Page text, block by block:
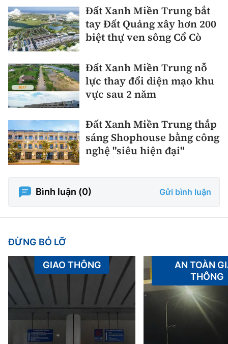
Đất Xanh Miền Trung bắt
tay Đất Quảng xây hơn 200
biệt thự ven sông Cổ Cò
Đất Xanh Miền Trung nỗ
lực thay đổi diện mạo khu
vực sau 2 năm
Đất Xanh Miền Trung thắp
sáng Shophouse bằng công
nghệ "siêu hiện đại"
Bình luận (0) Gửi bình luận
ĐỪNG BỎ LỠ
GIAO THÔNG
AN TOÀN
THÔNG